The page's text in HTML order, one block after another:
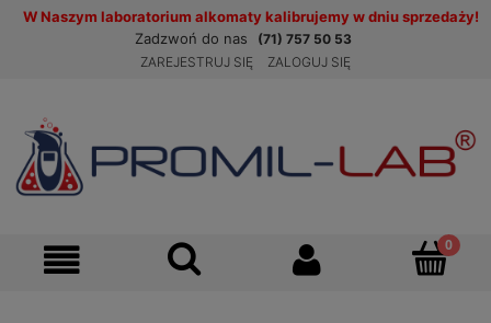
W Naszym laboratorium alkomaty kalibrujemy w dniu sprzedaży!
Zadzwoń do nas
(71) 757 50 53
ZAREJESTRUJ SIĘ
ZALOGUJ SIĘ